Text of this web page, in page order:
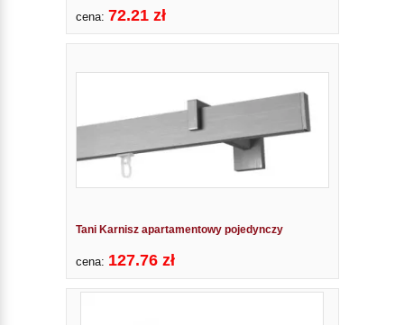
cena: 72.21 zł
Tani Karnisz apartamentowy pojedynczy
cena: 127.76 zł